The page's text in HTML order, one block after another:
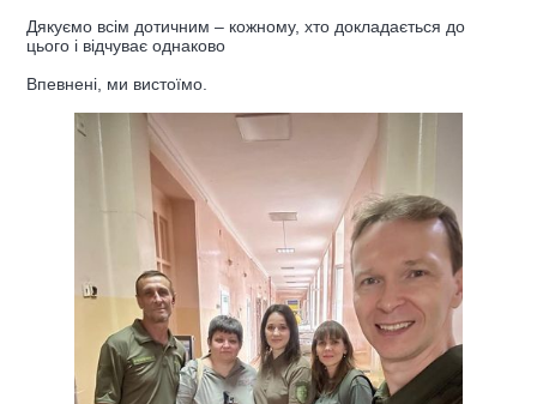
Дякуємо всім дотичним – кожному, хто докладається до
цього і відчуває однаково
Впевнені, ми вистоїмо.